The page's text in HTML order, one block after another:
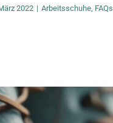
2022 | Arbeitsschuhe FAQs